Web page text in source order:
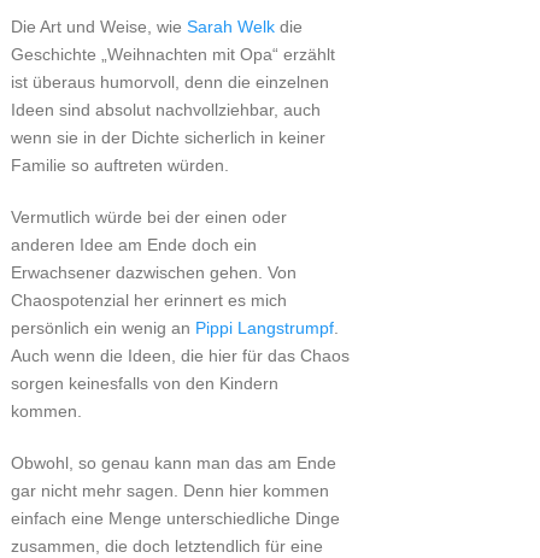
Die Art und Weise, wie Sarah Welkdie
Geschichte „Weihnachten mit Opa“ erzählt
ist überaus humorvoll, denn die einzelnen
Ideen sind absolut nachvollziehbar, auch
wenn sie in der Dichte sicherlich in keiner
Familie so auftreten würden.
Vermutlich würde bei der einen oder
anderen Idee am Ende doch ein
Erwachsener dazwischen gehen. Von
Chaospotenzial her erinnert es mich
persönlich ein wenig an Pippi Langstrumpf.
Auch wenn die Ideen, die hier für das Chaos
sorgen keinesfalls von den Kindern
kommen.
Obwohl, so genau kann man das am Ende
gar nicht mehr sagen. Denn hier kommen
einfach eine Menge unterschiedliche Dinge
zusammen, die doch letztendlich für eine